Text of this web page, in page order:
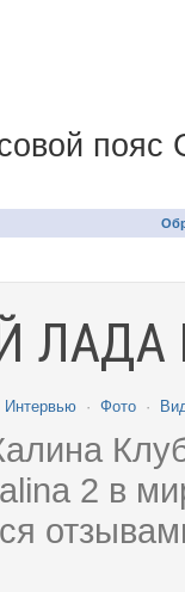
пояс
ЛАДА
Интервью · Фото ·
2 в